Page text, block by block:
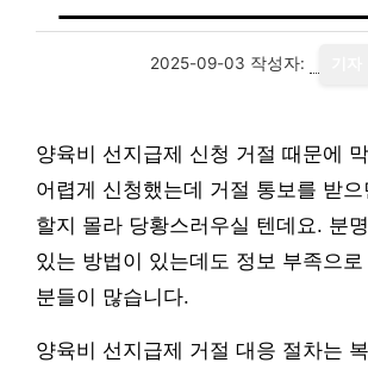
2025-09-03 작성자:
양육비 선지급제 신청 거절 때문에
어렵게 신청했는데 거절 통보를 받
할지 몰라 당황스러우실 텐데요. 분
있는 방법이 있는데도 정보 부족으
분들이 많습니다.
양육비 선지급제 거절 대응 절차는